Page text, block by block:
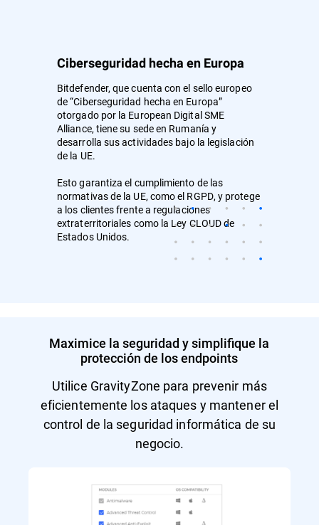
Ciberseguridad hecha en Europa
Bitdefender, que cuenta con el sello europeo
de “Ciberseguridad hecha en Europa”
otorgado por la European Digital SME
Alliance, tiene su sede en Rumanía y
desarrolla sus actividades bajo la legislación
de la UE.
Esto garantiza el cumplimiento de las
normativas de la UE, como el RGPD, y protege
a los clientes frente a regulaciones
extraterritoriales como la Ley CLOUD de
Estados Unidos.
Maximice la seguridad y simplifique la
protección de los endpoints
Utilice GravityZone para prevenir más
eficientemente los ataques y mantener el
control de la seguridad informática de su
negocio.